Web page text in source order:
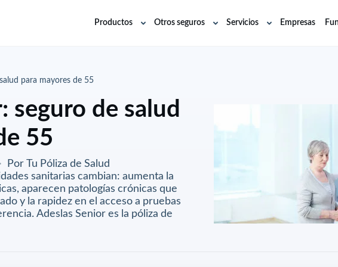
Productos
AbrirOtros seguros
AbrirServicios
AbrirEmpresas
para mayores de 55
seguro de salud
55
·
Por Tu Póliza de Salud
sanitarias cambian: aumenta la
aparecen patologías crónicas que
y la rapidez en el acceso a pruebas
Adeslas Senior es la póliza de